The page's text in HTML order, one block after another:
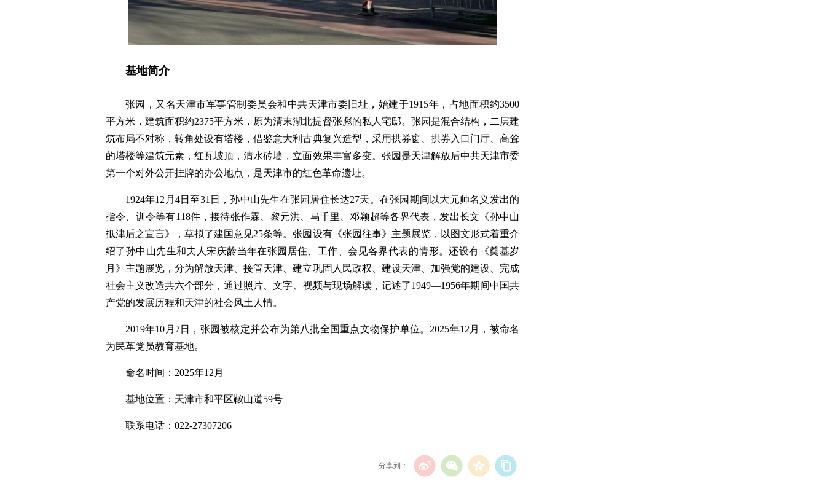
基地简介
张园，又名天津市军事管制委员会和中共天津市委旧址，始建于1915年，占地面积约3500
平方米，建筑面积约2375平方米，原为清末湖北提督张彪的私人宅邸。张园是混合结构，二层建
筑布局不对称，转角处设有塔楼，借鉴意大利古典复兴造型，采用拱券窗、拱券入口门厅、高耸
的塔楼等建筑元素，红瓦坡顶，清水砖墙，立面效果丰富多变。张园是天津解放后中共天津市委
第一个对外公开挂牌的办公地点，是天津市的红色革命遗址。
1924年12月4日至31日，孙中山先生在张园居住长达27天。在张园期间以大元帅名义发出的
指令、训令等有118件，接待张作霖、黎元洪、马千里、邓颖超等各界代表，发出长文《孙中山
抵津后之宣言》，草拟了建国意见25条等。张园设有《张园往事》主题展览，以图文形式着重介
绍了孙中山先生和夫人宋庆龄当年在张园居住、工作、会见各界代表的情形。还设有《奠基岁
月》主题展览，分为解放天津、接管天津、建立巩固人民政权、建设天津、加强党的建设、完成
社会主义改造共六个部分，通过照片、文字、视频与现场解读，记述了1949—1956年期间中国共
产党的发展历程和天津的社会风土人情。
2019年10月7日，张园被核定并公布为第八批全国重点文物保护单位。2025年12月，被命名
为民革党员教育基地。
命名时间：2025年12月
基地位置：天津市和平区鞍山道59号
联系电话：022-27307206
分享到：